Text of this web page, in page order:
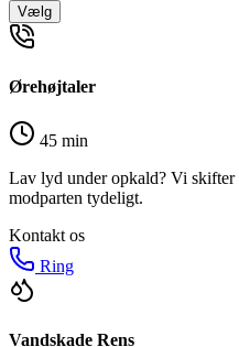
Vælg
Ørehøjtaler
45 min
Lav lyd under opkald? Vi skifter
modparten tydeligt.
Kontakt os
Ring
Vandskade Rens